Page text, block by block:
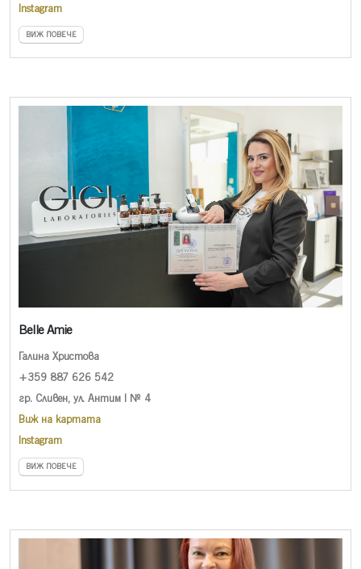
Instagram
ВИЖ ПОВЕЧЕ
Belle Amie
Галина Христова
+359 887 626 542
гр. Сливен, ул. Антим I № 4
Виж на картата
Instagram
ВИЖ ПОВЕЧЕ